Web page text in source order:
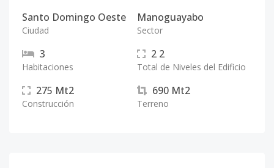
Santo Domingo Oeste
Ciudad
Manoguayabo
Sector
3
Habitaciones
2 2
Total de Niveles del Edificio
275 Mt2
Construcción
690 Mt2
Terreno